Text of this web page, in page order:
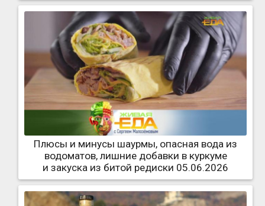
Плюсы и минусы шаурмы, опасная вода из
водоматов, лишние добавки в куркуме
и закуска из битой редиски 05.06.2026